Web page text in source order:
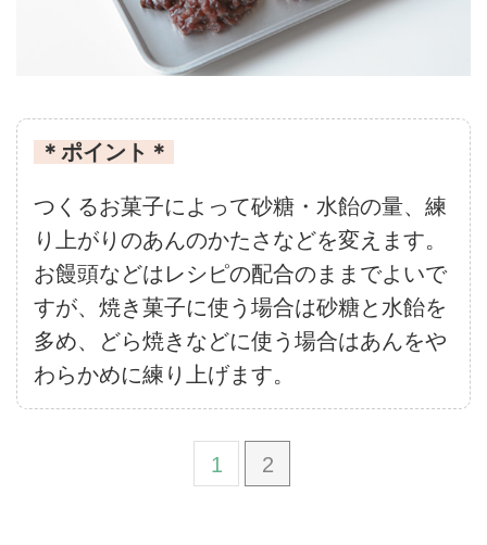
＊ポイント＊
つくるお菓子によって砂糖・水飴の量、練
り上がりのあんのかたさなどを変えます。
お饅頭などはレシピの配合のままでよいで
すが、焼き菓子に使う場合は砂糖と水飴を
多め、どら焼きなどに使う場合はあんをや
わらかめに練り上げます。
1 2